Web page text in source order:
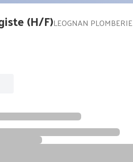
(H/F)LEOGNAN PLOMBERIE